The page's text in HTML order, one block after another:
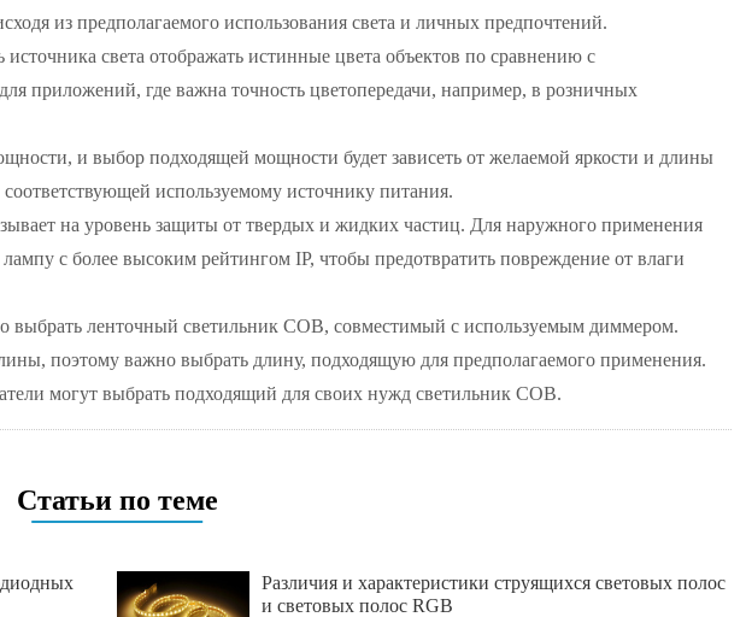
из предполагаемого использования света и личных предпочтений.
света отображать истинные цвета объектов по сравнению с
приложений, где важна точность цветопередачи, например, в розничных
и выбор подходящей мощности будет зависеть от желаемой яркости и длины
используемому источнику питания.
на уровень защиты от твердых и жидких частиц. Для наружного применения
с более высоким рейтингом IP, чтобы предотвратить повреждение от влаги
выбрать ленточный светильник COB, совместимый с используемым диммером.
поэтому важно выбрать длину, подходящую для предполагаемого применения.
могут выбрать подходящий для своих нужд светильник COB.
Статьи по теме
Различия и характеристики струящихся световых полос
и световых полос RGB